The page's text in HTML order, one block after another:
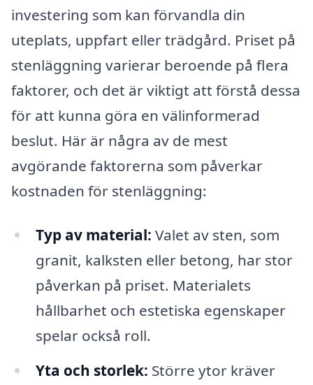
investering som kan förvandla din
uteplats, uppfart eller trädgård. Priset på
stenläggning varierar beroende på flera
faktorer, och det är viktigt att förstå dessa
för att kunna göra en välinformerad
beslut. Här är några av de mest
avgörande faktorerna som påverkar
kostnaden för stenläggning:
Typ av material: Valet av sten, som
granit, kalksten eller betong, har stor
påverkan på priset. Materialets
hållbarhet och estetiska egenskaper
spelar också roll.
Yta och storlek: Större ytor kräver